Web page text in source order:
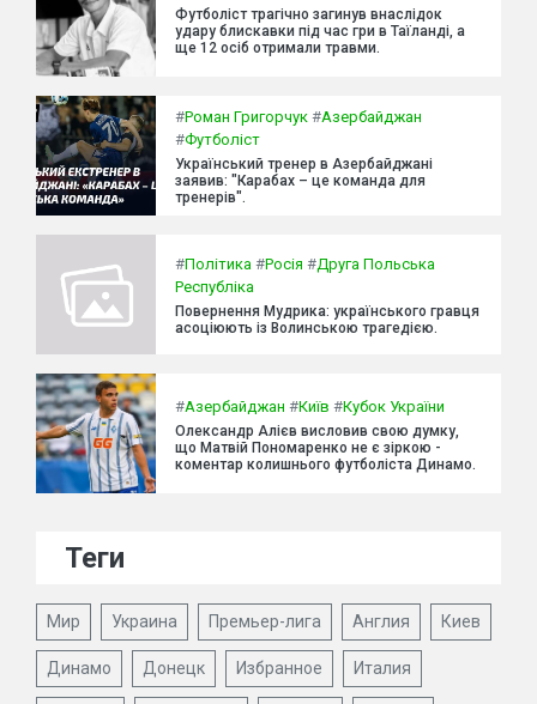
Футболіст трагічно загинув внаслідок
удару блискавки під час гри в Таїланді, а
ще 12 осіб отримали травми.
#Роман Григорчук #Азербайджан
#Футболіст
Український тренер в Азербайджані
заявив: "Карабах – це команда для
тренерів".
#Політика #Росія #Друга Польська
Республіка
Повернення Мудрика: українського гравця
асоціюють із Волинською трагедією.
#Азербайджан #Київ #Кубок України
Олександр Алієв висловив свою думку,
що Матвій Пономаренко не є зіркою -
коментар колишнього футболіста Динамо.
Теги
Мир Украина Премьер-лига Англия Киев
Динамо Донецк Избранное Италия